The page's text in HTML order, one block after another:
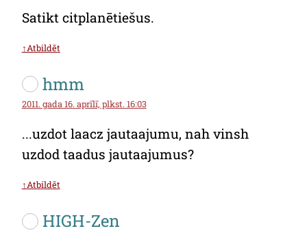
Satikt citplanētiešus.
↑Atbildēt
hmm
2011. gada 16. aprīlī, plkst. 16:03
...uzdot laacz jautaajumu, nah vinsh
uzdod taadus jautaajumus?
↑Atbildēt
HIGH-Zen